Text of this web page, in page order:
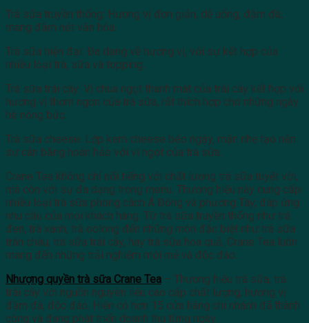
Trà sữa truyền thống: Hương vị đơn giản, dễ uống, đậm đà,
mang đậm nét văn hóa.
Trà sữa hiện đại: Đa dạng về hương vị, với sự kết hợp của
nhiều loại trà, sữa và topping.
Trà sữa trái cây: Vị chua ngọt thanh mát của trái cây kết hợp với
hương vị thơm ngon của trà sữa, rất thích hợp cho những ngày
hè nóng bức.
Trà sữa cheese: Lớp kem cheese béo ngậy, mặn nhẹ tạo nên
sự cân bằng hoàn hảo với vị ngọt của trà sữa.
Crane Tea không chỉ nổi tiếng với chất lượng trà sữa tuyệt vời,
mà còn với sự đa dạng trong menu. Thương hiệu này cung cấp
nhiều loại trà sữa phong cách Á Đông và phương Tây, đáp ứng
nhu cầu của mọi khách hàng. Từ trà sữa truyền thống như trà
đen, trà xanh, trà oolong đến những món đặc biệt như trà sữa
trân châu, trà sữa trái cây, hay trà sữa hoa quả, Crane Tea luôn
mang đến những trải nghiệm mới mẻ và độc đáo.
Nhượng quyền trà sữa Crane Tea – Thương hiệu trà sữa, trà
trái cây với nguồn nguyên liệu cao cấp chất lượng, hương vị
đậm đà, độc đáo. Hiện có hơn 15 cửa hàng chi nhánh đã thành
công và đang phát triển doanh thu từng ngày.